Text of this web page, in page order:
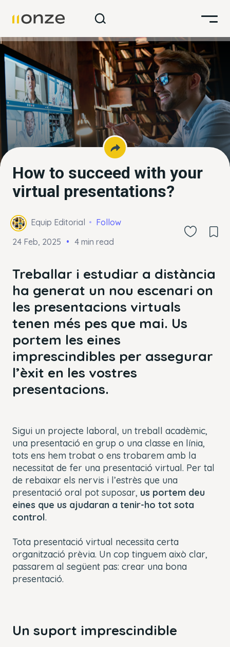
How to succeed with your
virtual presentations?
Equip Editorial
Follow
24 Feb, 2025
4 min read
Treballar i estudiar a distància
ha generat un nou escenari on
les presentacions virtuals
tenen més pes que mai. Us
portem les eines
imprescindibles per assegurar
l’èxit en les vostres
presentacions.
Sigui un projecte laboral, un treball acadèmic,
una presentació en grup o una classe en línia,
tots ens hem trobat o ens trobarem amb la
necessitat de fer una presentació virtual. Per tal
de rebaixar els nervis i l’estrès que una
presentació oral pot suposar, us portem deu
eines que us ajudaran a tenir-ho tot sota
control.
Tota presentació virtual necessita certa
organització prèvia. Un cop tinguem això clar,
passarem al següent pas: crear una bona
presentació.
Un suport imprescindible